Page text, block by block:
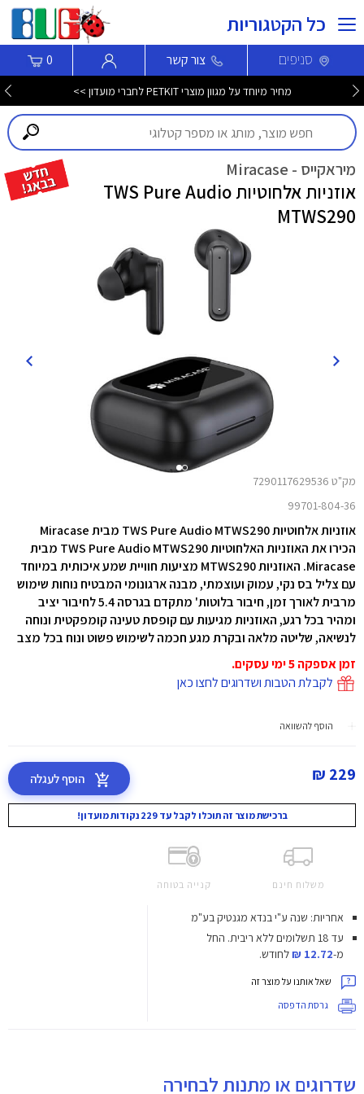
כל הקטגוריות
סניפים צור קשר 0
מחיר מיוחד על מגוון מוצרי PETKIT לחברי מועדון >>
מיראקייס - Miracase
אוזניות אלחוטיות TWS Pure Audio
MTWS290
מק"ט 7290117629536
99701-804-36
אוזניות אלחוטיות TWS Pure Audio MTWS290 מבית Miracase
הכירו את האוזניות האלחוטיות TWS Pure Audio MTWS290 מבית
Miracase. האוזניות MTWS290 מציעות חוויית שמע איכותית במיוחד
עם צליל בס נקי, עמוק ועוצמתי, מבנה ארגונומי המבטיח נוחות שימוש
מרבית לאורך זמן, חיבור בלוטות' מתקדם בגרסה 5.4 לחיבור יציב
ומהיר בכל רגע, האוזניות מגיעות עם קופסת טעינה קומפקטית ונוחה
לנשיאה, שליטה מלאה ובקרת מגע חכמה לשימוש פשוט ונוח בכל מצב
זמן אספקה 5 ימי עסקים.
לקבלת הטבות ושדרוגים לחצו כאן
הוסף להשוואה
229 ₪ הוסף לעגלה
ברכישת מוצר זה תוכלו לקבל עד 229 נקודות מועדון!
משלוח חינם קנייה בטוחה
אחריות: שנה ע"י בנדא מגנטיק בע"מ
עד 18 תשלומים ללא ריבית.
החל
מ-12.72 ₪ לחודש.
שאל אותנו על מוצר זה
גרסת הדפסה
שדרוגים או מתנות לבחירה